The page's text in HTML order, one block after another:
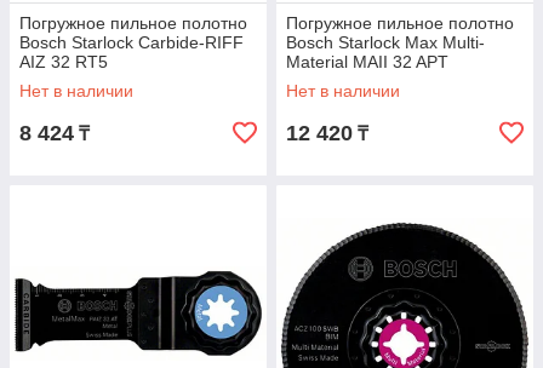
Погружное пильное полотно
Bosch Starlock Carbide-RIFF
AIZ 32 RT5
Нет в наличии
8 424 ₸
Погружное пильное полотно
Bosch Starlock Max Multi-
Material MAII 32 APT
Нет в наличии
12 420 ₸